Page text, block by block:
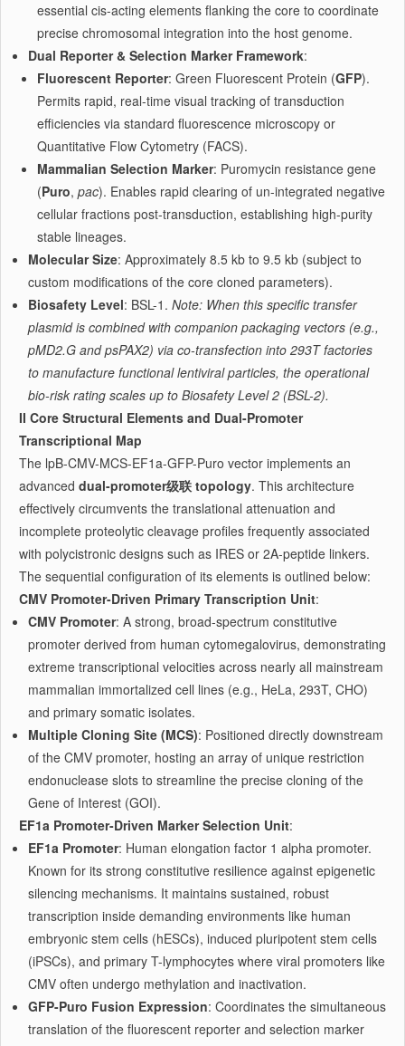
essential cis-acting elements flanking the core to coordinate
precise chromosomal integration into the host genome.
Dual Reporter & Selection Marker Framework:
Fluorescent Reporter: Green Fluorescent Protein (GFP).
Permits rapid, real-time visual tracking of transduction
efficiencies via standard fluorescence microscopy or
Quantitative Flow Cytometry (FACS).
Mammalian Selection Marker: Puromycin resistance gene
(Puro, pac). Enables rapid clearing of un-integrated negative
cellular fractions post-transduction, establishing high-purity
stable lineages.
Molecular Size: Approximately 8.5 kb to 9.5 kb (subject to
custom modifications of the core cloned parameters).
Biosafety Level: BSL-1. Note: When this specific transfer
plasmid is combined with companion packaging vectors (e.g.,
pMD2.G and psPAX2) via co-transfection into 293T factories
to manufacture functional lentiviral particles, the operational
bio-risk rating scales up to Biosafety Level 2 (BSL-2).
II Core Structural Elements and Dual-Promoter
Transcriptional Map
The lpB-CMV-MCS-EF1a-GFP-Puro vector implements an
advanced dual-promoter级联 topology. This architecture
effectively circumvents the translational attenuation and
incomplete proteolytic cleavage profiles frequently associated
with polycistronic designs such as IRES or 2A-peptide linkers.
The sequential configuration of its elements is outlined below:
CMV Promoter-Driven Primary Transcription Unit:
CMV Promoter: A strong, broad-spectrum constitutive
promoter derived from human cytomegalovirus, demonstrating
extreme transcriptional velocities across nearly all mainstream
mammalian immortalized cell lines (e.g., HeLa, 293T, CHO)
and primary somatic isolates.
Multiple Cloning Site (MCS): Positioned directly downstream
of the CMV promoter, hosting an array of unique restriction
endonuclease slots to streamline the precise cloning of the
Gene of Interest (GOI).
EF1a Promoter-Driven Marker Selection Unit:
EF1a Promoter: Human elongation factor 1 alpha promoter.
Known for its strong constitutive resilience against epigenetic
silencing mechanisms. It maintains sustained, robust
transcription inside demanding environments like human
embryonic stem cells (hESCs), induced pluripotent stem cells
(iPSCs), and primary T-lymphocytes where viral promoters like
CMV often undergo methylation and inactivation.
GFP-Puro Fusion Expression: Coordinates the simultaneous
translation of the fluorescent reporter and selection marker